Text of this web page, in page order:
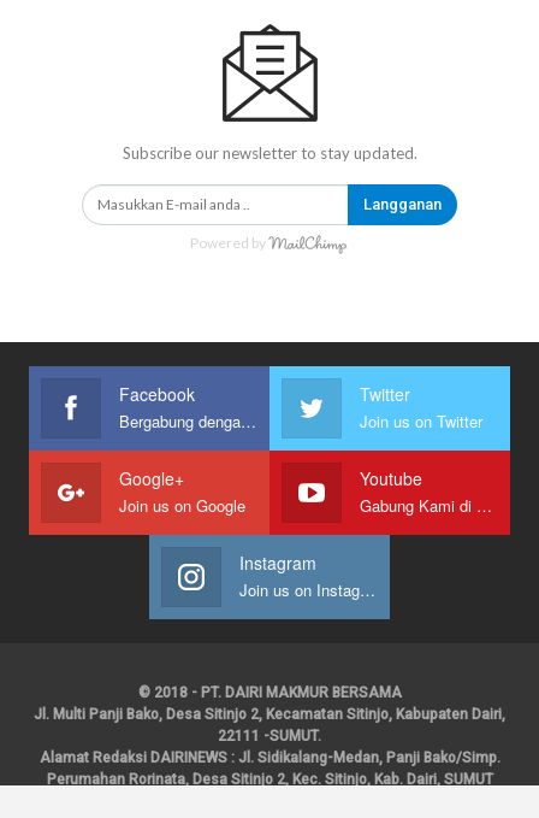
Subscribe our newsletter to stay updated.
Langganan
Powered by
Facebook
Bergabung dengan kami
Twitter
Join us on Twitter
Google+
Join us on Google
Youtube
Gabung Kami di Youtube
Instagram
Join us on Instagram
© 2018 - PT. DAIRI MAKMUR BERSAMA
Jl. Multi Panji Bako, Desa Sitinjo 2, Kecamatan Sitinjo, Kabupaten Dairi,
22111 -SUMUT.
Alamat Redaksi DAIRINEWS : Jl. Sidikalang-Medan, Panji Bako/Simp.
Perumahan Rorinata, Desa Sitinjo 2, Kec. Sitinjo, Kab. Dairi, SUMUT